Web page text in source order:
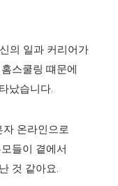
의 일과 커리어가
스쿨링 떄문에
났습니다.
자 온라인으로
들이 곁에서
것 같아요.